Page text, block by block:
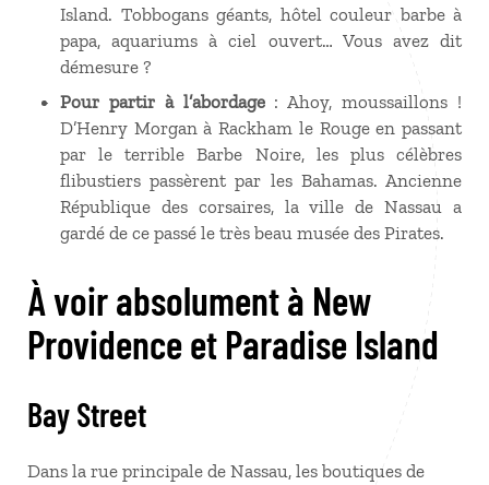
Island. Tobbogans géants, hôtel couleur barbe à
papa, aquariums à ciel ouvert… Vous avez dit
démesure ?
Pour partir à l’abordage: Ahoy, moussaillons !
D’Henry Morgan à Rackham le Rouge en passant
par le terrible Barbe Noire, les plus célèbres
flibustiers passèrent par les Bahamas. Ancienne
République des corsaires, la ville de Nassau a
gardé de ce passé le très beau musée des Pirates.
À voir absolument à New
Providence et Paradise Island
Bay Street
Dans la rue principale de Nassau, les boutiques de